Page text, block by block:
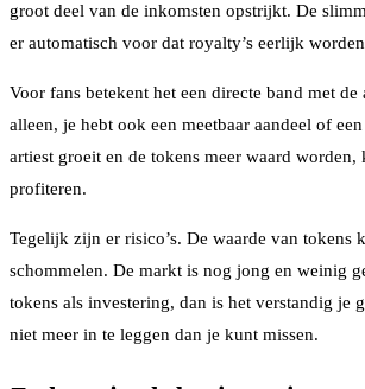
groot deel van de inkomsten opstrijkt. De
er automatisch voor dat royalty’s eerlijk
Voor fans betekent het een directe band met de
alleen, je hebt ook een meetbaar aandeel of
artiest groeit en de tokens meer waard worden,
profiteren.
Tegelijk zijn er risico’s. De waarde van tokens
schommelen. De markt is nog jong en weinig
tokens als investering, dan is het verstandig je
niet meer in te leggen dan je kunt missen.